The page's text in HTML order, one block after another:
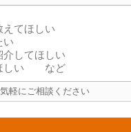
軽にご相談ください